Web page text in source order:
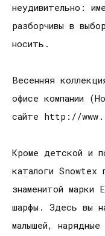
неудивительно:
разборчивы в
носить.
Весенняя
офисе компании
сайте http://
Кроме детской и
каталоги Snowtex
знаменитой
шарфы. Здесь вы
малышей,